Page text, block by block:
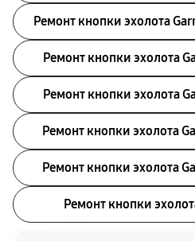
Ремонт кнопки эхолота
Ремонт кнопки эхолота
Ремонт кнопки эхолота
Ремонт кнопки эхолота
Ремонт кнопки эхолота
Ремонт кнопки